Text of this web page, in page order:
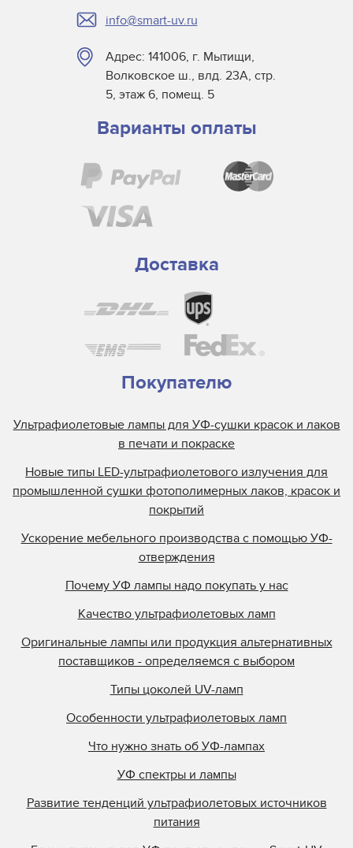
info@smart-uv.ru
Адрес: 141006, г. Мытищи,
Волковское ш., влд. 23А, стр.
5, этаж 6, помещ. 5
Варианты оплаты
Доставка
Покупателю
Ультрафиолетовые лампы для УФ-сушки красок и лаков
в печати и покраске
Новые типы LED-ультрафиолетового излучения для
промышленной сушки фотополимерных лаков, красок и
покрытий
Ускорение мебельного производства с помощью УФ-
отверждения
Почему УФ лампы надо покупать у нас
Качество ультрафиолетовых ламп
Оригинальные лампы или продукция альтернативных
поставщиков - определяемся с выбором
Типы цоколей UV-ламп
Особенности ультрафиолетовых ламп
Что нужно знать об УФ-лампах
УФ спектры и лампы
Развитие тенденций ультрафиолетовых источников
питания